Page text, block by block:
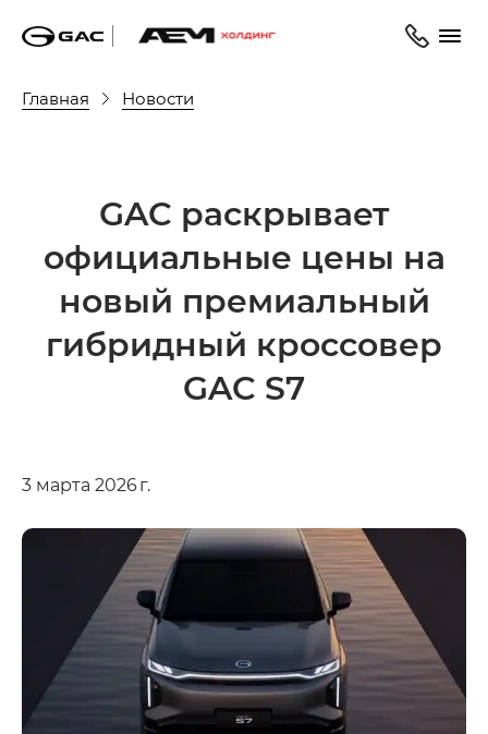
Главная Новости
GAC раскрывает
официальные цены на
новый премиальный
гибридный кроссовер
GAC S7
3 марта 2026 г.